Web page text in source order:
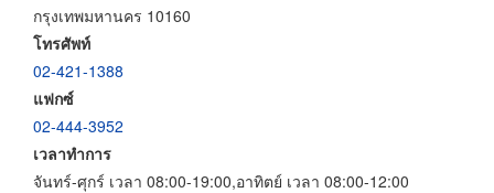
กรุงเทพมหานคร 10160
โทรศัพท์
02-421-1388
แฟกซ์
02-444-3952
เวลาทำการ
จันทร์-ศุกร์ เวลา 08:00-19:00,อาทิตย์ เวลา 08:00-12:00